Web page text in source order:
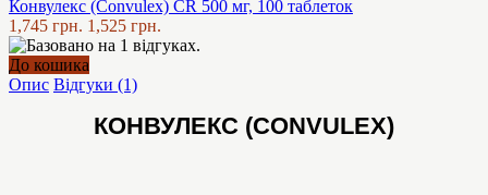
Конвулекс (Convulex) CR 500 мг, 100 таблеток
1,745 грн. 1,525 грн.
До кошика
Опис Відгуки (1)
КОНВУЛЕКС (CONVULEX)